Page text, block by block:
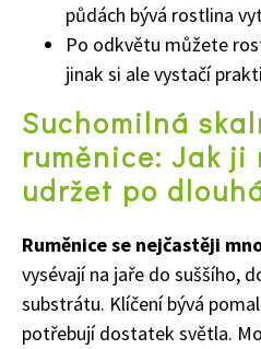
65 Kč
Objednat >
Naše krásná zahrada
půdách bývá rostlina
Po odkvětu můžete
jinak si ale vystačí
Suchomilná
ruměnice: Jak ji
udržet po
Ruměnice se nejčastěji
vysévají na jaře do suššího,
substrátu. Klíčení bývá
potřebují dostatek světla.